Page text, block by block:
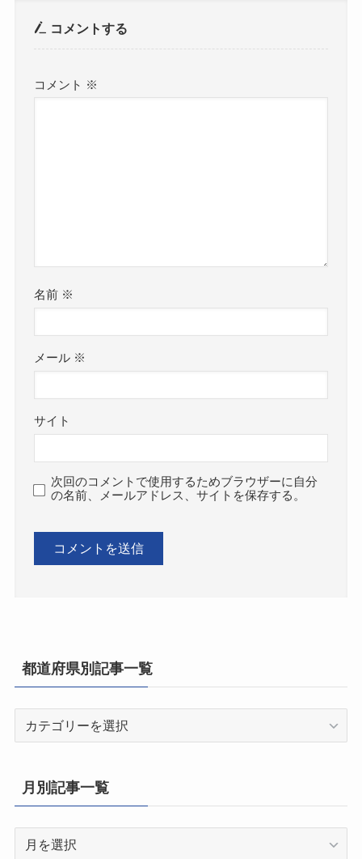
コメントする
コメント ※
名前 ※
メール ※
サイト
次回のコメントで使用するためブラウザーに自分
の名前、メールアドレス、サイトを保存する。
都道府県別記事一覧
県
別
月別記事一覧